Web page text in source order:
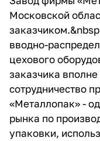
Московской
вводно-
цехового
заказчика
сотрудничество
«Металлопак» -
рынка по
упаковки,